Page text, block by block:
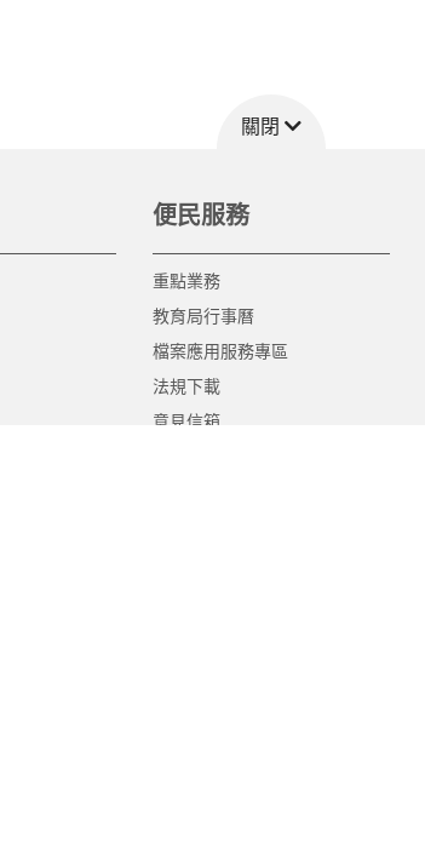
關閉
便民服務
重點業務
教育局行事曆
檔案應用服務專區
法規下載
意見信箱